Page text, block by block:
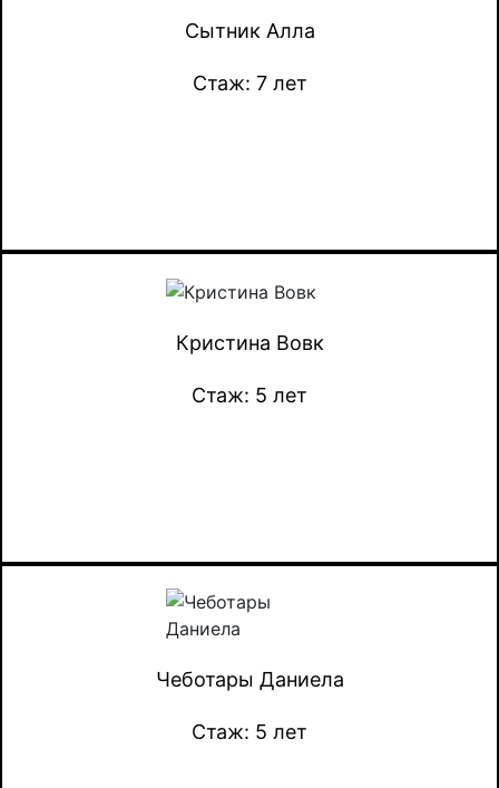
Сытник Алла
Стаж: 7 лет
Кристина Вовк
Стаж: 5 лет
Чеботары Даниела
Стаж: 5 лет